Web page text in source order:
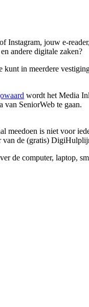
Instagram, jouw e-
andere digitale zaken?
in meerdere
wordt het Media
van SeniorWeb te gaan.
is niet voor
van de (gratis)
de computer, laptop,